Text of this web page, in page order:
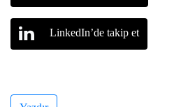
LinkedIn’de takip et